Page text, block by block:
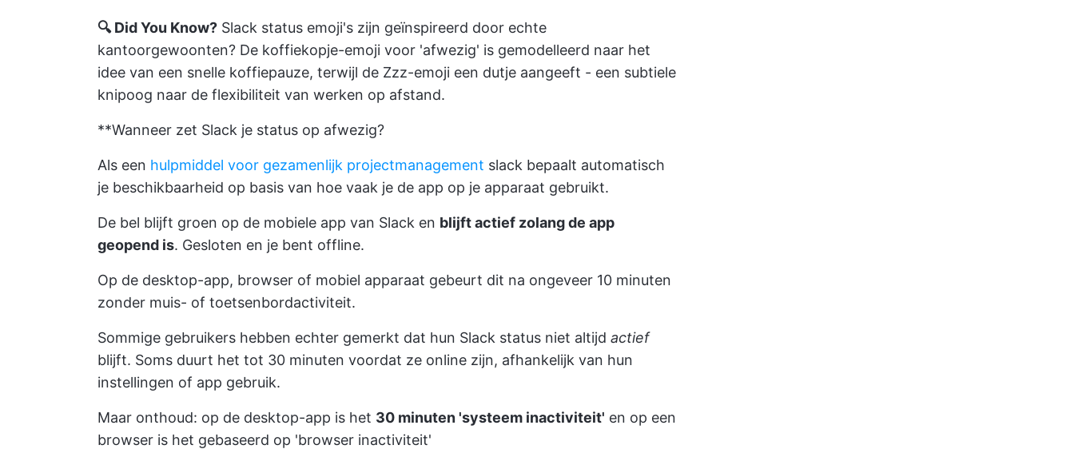
🔍 Did You Know? Slack status emoji's zijn geïnspireerd door echte
kantoorgewoonten? De koffiekopje-emoji voor 'afwezig' is gemodelleerd naar het
idee van een snelle koffiepauze, terwijl de Zzz-emoji een dutje aangeeft - een subtiele
knipoog naar de flexibiliteit van werken op afstand.
**Wanneer zet Slack je status op afwezig?
Als een hulpmiddel voor gezamenlijk projectmanagement slack bepaalt automatisch
je beschikbaarheid op basis van hoe vaak je de app op je apparaat gebruikt.
De bel blijft groen op de mobiele app van Slack en blijft actief zolang de app
geopend is. Gesloten en je bent offline.
Op de desktop-app, browser of mobiel apparaat gebeurt dit na ongeveer 10 minuten
zonder muis- of toetsenbordactiviteit.
Sommige gebruikers hebben echter gemerkt dat hun Slack status niet altijd actief
blijft. Soms duurt het tot 30 minuten voordat ze online zijn, afhankelijk van hun
instellingen of app gebruik.
Maar onthoud: op de desktop-app is het 30 minuten 'systeem inactiviteit' en op een
browser is het gebaseerd op 'browser inactiviteit'